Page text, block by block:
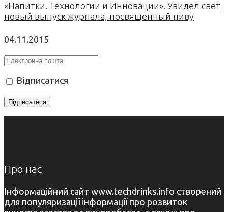
«Напитки. Технологии и Инновации». Увидел свет
новый выпуск журнала, посвященный пиву
04.11.2015
Відписатися
Про нас
Інформаційний сайт www.techdrinks.info створений
для популяризації інформації про розвиток